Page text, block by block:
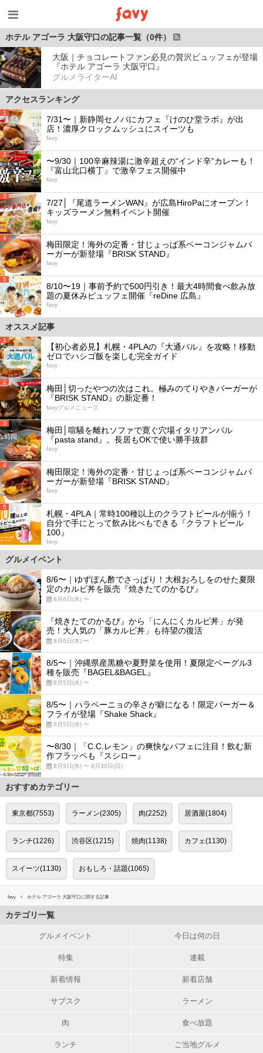
ホテル アゴーラ 大阪守口の記事一覧（0件）
大阪｜チョコレートファン必見の贅沢ビュッフェが登場
『ホテル アゴーラ 大阪守口』
グルメライターAI
アクセスランキング
1
7/31〜｜新静岡セノバにカフェ『けのひ堂ラボ』が出
店！濃厚クロックムッシュにスイーツも
favy
2
〜9/30｜100辛麻辣湯に激辛超えの“インド辛”カレーも！
『富山北口横丁』で激辛フェス開催中
favy
3
7/27│『尾道ラーメンWAN』が広島HiroPaにオープン！
キッズラーメン無料イベント開催
favy
4
梅田限定！海外の定番・甘じょっぱ系ベーコンジャムバ
ーガーが新登場『BRISK STAND』
favy
5
8/10〜19｜事前予約で500円引き！最大4時間食べ飲み放
題の夏休みビュッフェ開催『reDine 広島』
favy
オススメ記事
1
【初心者必見】札幌・4PLAの『大通バル』を攻略！移動
ゼロでハシゴ飯を楽しむ完全ガイド
favy
2
梅田│切ったやつの次はこれ。極みのてりやきバーガーが
『BRISK STAND』の新定番！
favyグルメニュース
3
梅田│喧騒を離れソファで寛ぐ穴場イタリアンバル
『pasta stand』。長居もOKで使い勝手抜群
favy
4
梅田限定！海外の定番・甘じょっぱ系ベーコンジャムバ
ーガーが新登場『BRISK STAND』
favy
5
札幌・4PLA｜常時100種以上のクラフトビールが揃う！
自分で手にとって飲み比べもできる『クラフトビール
100』
favy
グルメイベント
8/6〜｜ゆずぽん酢でさっぱり！大根おろしをのせた夏限
定のカルビ丼を販売『焼きたてのかるび』
8月6日(木) 〜
『焼きたてのかるび』から「にんにくカルビ丼」が発
売！大人気の「豚カルビ丼」も待望の復活
8月6日(木) 〜
8/5〜｜沖縄県産黒糖や夏野菜を使用！夏限定ベーグル3
種を販売『BAGEL&BAGEL』
8月5日(水) 〜
8/5〜｜ハラペーニョの辛さが癖になる！限定バーガー＆
フライが登場『Shake Shack』
8月5日(水) 〜
〜8/30｜「C.C.レモン」の爽快なパフェに注目！飲む新
作フラッペも『スシロー』
8月5日(水) 〜 8月30日(日)
おすすめカテゴリー
東京都(7553) ラーメン(2305) 肉(2252) 居酒屋(1804)
ランチ(1226) 渋谷区(1215) 焼肉(1138) カフェ(1130)
スイーツ(1130) おもしろ・話題(1065)
favy ホテル アゴーラ 大阪守口に関する記事
カテゴリ一覧
グルメイベント 今日は何の日
特集 連載
新着情報 新着店舗
サブスク ラーメン
肉 食べ放題
ランチ ご当地グルメ